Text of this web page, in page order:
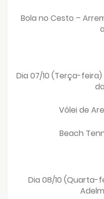
Bola no Cesto –
Dia 07/10 (Terça-
Vôlei de
Beach
Dia 08/10 (Quarta-